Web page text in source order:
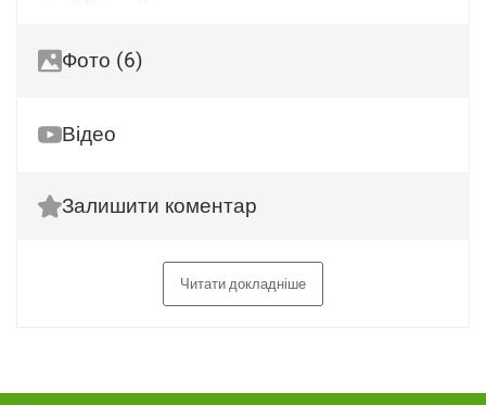
Фото (6)
Відео
Залишити коментар
Читати докладніше